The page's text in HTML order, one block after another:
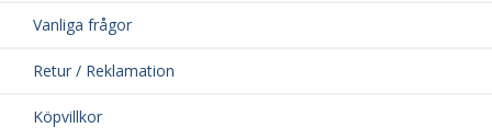
Vanliga frågor
Retur / Reklamation
Köpvillkor